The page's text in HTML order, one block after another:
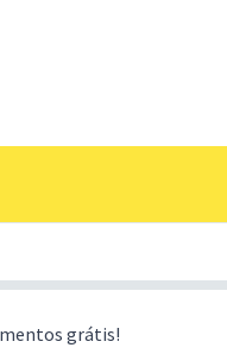
grátis!